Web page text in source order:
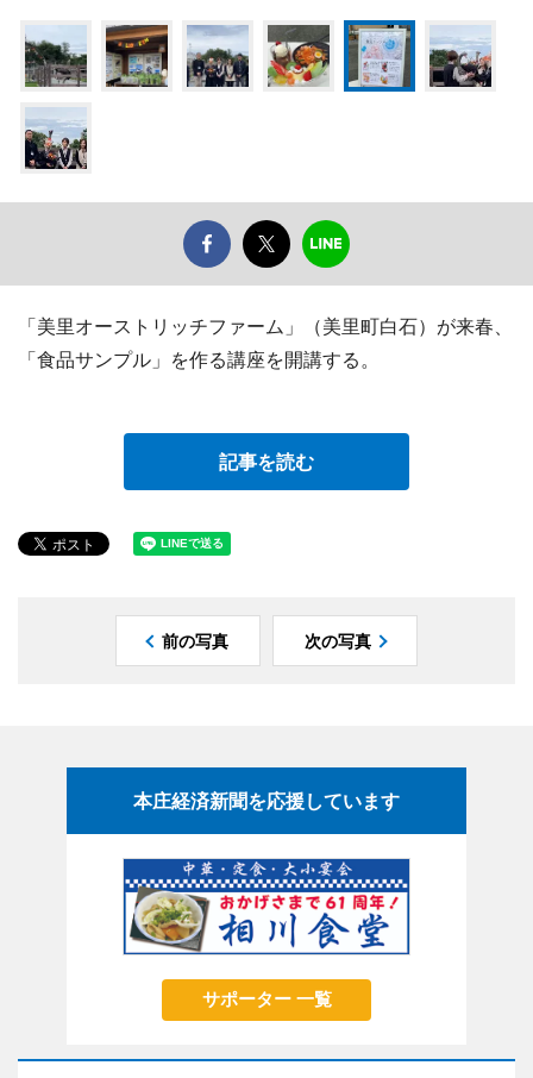
「美里オーストリッチファーム」（美里町白石）が来春、
「食品サンプル」を作る講座を開講する。
記事を読む
前の写真 次の写真
本庄経済新聞を応援しています
サポーター 一覧